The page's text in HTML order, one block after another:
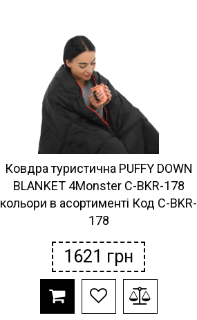
Ковдра туристична PUFFY DOWN
BLANKET 4Monster C-BKR-178
кольори в асортименті Код C-BKR-
178
1621 грн